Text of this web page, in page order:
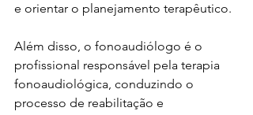
e orientar o planejamento terapêutico.
Além disso, o fonoaudiólogo é o
profissional responsável pela terapia
fonoaudiológica, conduzindo o
processo de reabilitação e